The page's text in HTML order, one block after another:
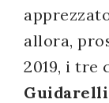
allora,
2019, i
avvenuta con
successo!